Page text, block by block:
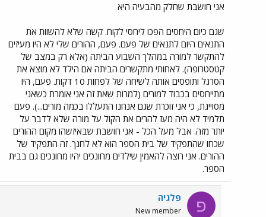
אני חושבת שחלק מהבעיה היא
שגם כיום היחסים הפכו ליחסי לקוח. קשה שלא להשוות את
התנאים היום לתנאים של פעם. פעם, ההורים שלי לא היו מעיזים
להתקשר למורה במהלך השבוע הביתה (אלא רק במצב של
קטסטרופה). לאחותי מתקשרים הביתה אם הילד לא מוצא את
הסרגל ותופסים אותה לשיחה של לפחות 10 דקות. פעם, היו
מתייחסים בכבוד למורים (למרות שאת זה אני אומרת כשאני
מסוייגת, כי אני זוכרת שגם אנחנו התעללו בכמה מורים...). פעם
תלמיד לא היה מעז להרים את הקול על מורה שלא לדבר על
יותר מזה. אבל מעל הכל - אני חושבת שבאיזשהו מקום ההורים
שכחו שהתפקיד של בית הספר הוא לא לחנך. זה התפקיד של
ההורים. אני רוצה להאמין שילדים מחונכים יהיו מחונכים גם בבית
הספר.
פ פלגיה
New member